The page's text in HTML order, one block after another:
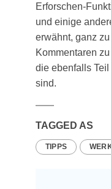
Erfor­schen-
und eini­ge
erwähnt, ganz
Kom­men­ta­ren
die eben­falls
sind.
TAGGED AS
TIPPS